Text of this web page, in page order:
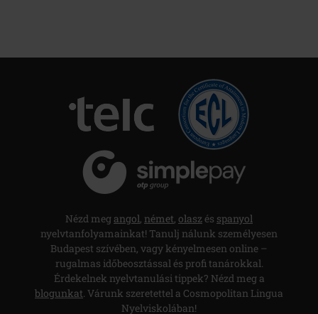
Nézd meg angol, német, olaszés spanyol
nyelvtanfolyamainkat! Tanulj nálunk személyesen
Budapest szívében, vagy kényelmesen online –
rugalmas időbeosztással és profi tanárokkal.
Érdekelnek nyelvtanulási tippek? Nézd meg a
blogunkat. Várunk szeretettel a Cosmopolitan Lingua
Nyelviskolában!